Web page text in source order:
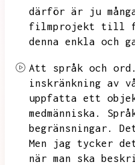
därför är ju
filmprojekt till
denna enkla och
Att språk och
inskränkning av
uppfatta ett
medmänniska.
begränsningar.
Men jag tycker
när man ska